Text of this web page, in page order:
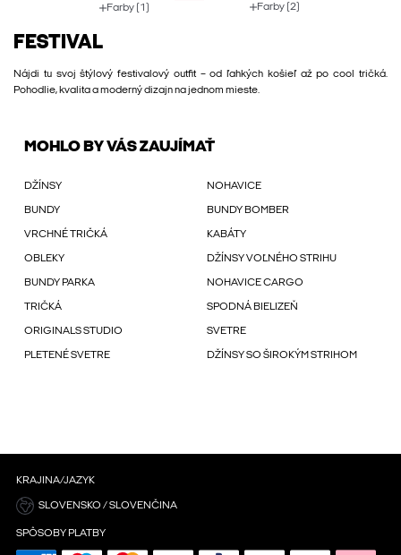
Farby (1) Farby (2)
FESTIVAL
Nájdi tu svoj štýlový festivalový outfit – od ľahkých košieľ až po cool tričká.
Pohodlie, kvalita a moderný dizajn na jednom mieste.
MOHLO BY VÁS ZAUJÍMAŤ
DŽÍNSY NOHAVICE
BUNDY BUNDY BOMBER
VRCHNÉ TRIČKÁ KABÁTY
OBLEKY DŽÍNSY VOĽNÉHO STRIHU
BUNDY PARKA NOHAVICE CARGO
TRIČKÁ SPODNÁ BIELIZEŇ
ORIGINALS STUDIO SVETRE
PLETENÉ SVETRE DŽÍNSY SO ŠIROKÝM STRIHOM
KRAJINA/JAZYK
SLOVENSKO / SLOVENČINA
SPÔSOBY PLATBY